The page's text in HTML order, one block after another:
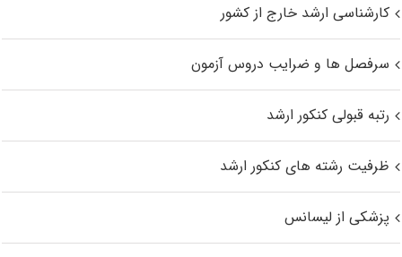
کارشناسی ارشد خارج از کشور
سرفصل ها و ضرایب دروس آزمون
رتبه قبولی کنکور ارشد
ظرفیت رشته های کنکور ارشد
پزشکی از لیسانس